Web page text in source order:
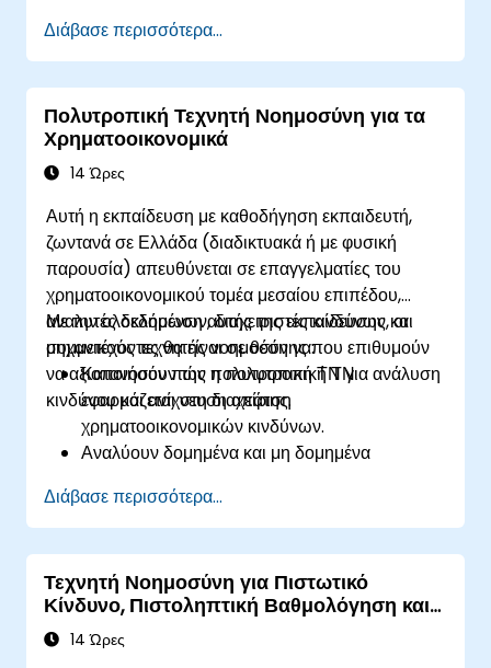
Διάβασε περισσότερα...
Πολυτροπική Τεχνητή Νοημοσύνη για τα
Χρηματοοικονομικά
14 Ώρες
Αυτή η εκπαίδευση με καθοδήγηση εκπαιδευτή,
ζωντανά σε Ελλάδα (διαδικτυακά ή με φυσική
παρουσία) απευθύνεται σε επαγγελματίες του
χρηματοοικονομικού τομέα μεσαίου επιπέδου,
αναλυτές δεδομένων, διαχειριστές κινδύνων και
μηχανικούς τεχνητής νοημοσύνης που επιθυμούν
να αξιοποιήσουν την πολυτροπική ΤΝ για ανάλυση
κινδύνου και ανίχνευση απάτης.
Με την ολοκλήρωση αυτής της εκπαίδευσης, οι
συμμετέχοντες θα είναι σε θέση να:
Κατανοούν πώς η πολυτροπική ΤΝ
εφαρμόζεται στη διαχείριση
χρηματοοικονομικών κινδύνων.
Αναλύουν δομημένα και μη δομημένα
ανίχνευση απάτης.
Υλοποιούν μοντέλα ΤΝ για τον εντοπισμό
ανωμαλιών και ύποπτων δραστηριοτήτων.
Αξιοποιούν την επεξεργασία φυσικής
γλώσσας (NLP) και την υπολογιστική όραση
για ανάλυση χρηματοοικονομικών εγγράφων.
Διάβασε περισσότερα...
Τεχνητή Νοημοσύνη για Πιστωτικό
Κίνδυνο, Πιστοληπτική Βαθμολόγηση και
Βελτιστοποίηση Δανειοδότησης
14 Ώρες